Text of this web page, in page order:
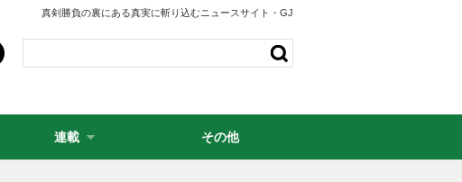
真剣勝負の裏にある真実に斬り込むニュースサイト・GJ
連載 その他